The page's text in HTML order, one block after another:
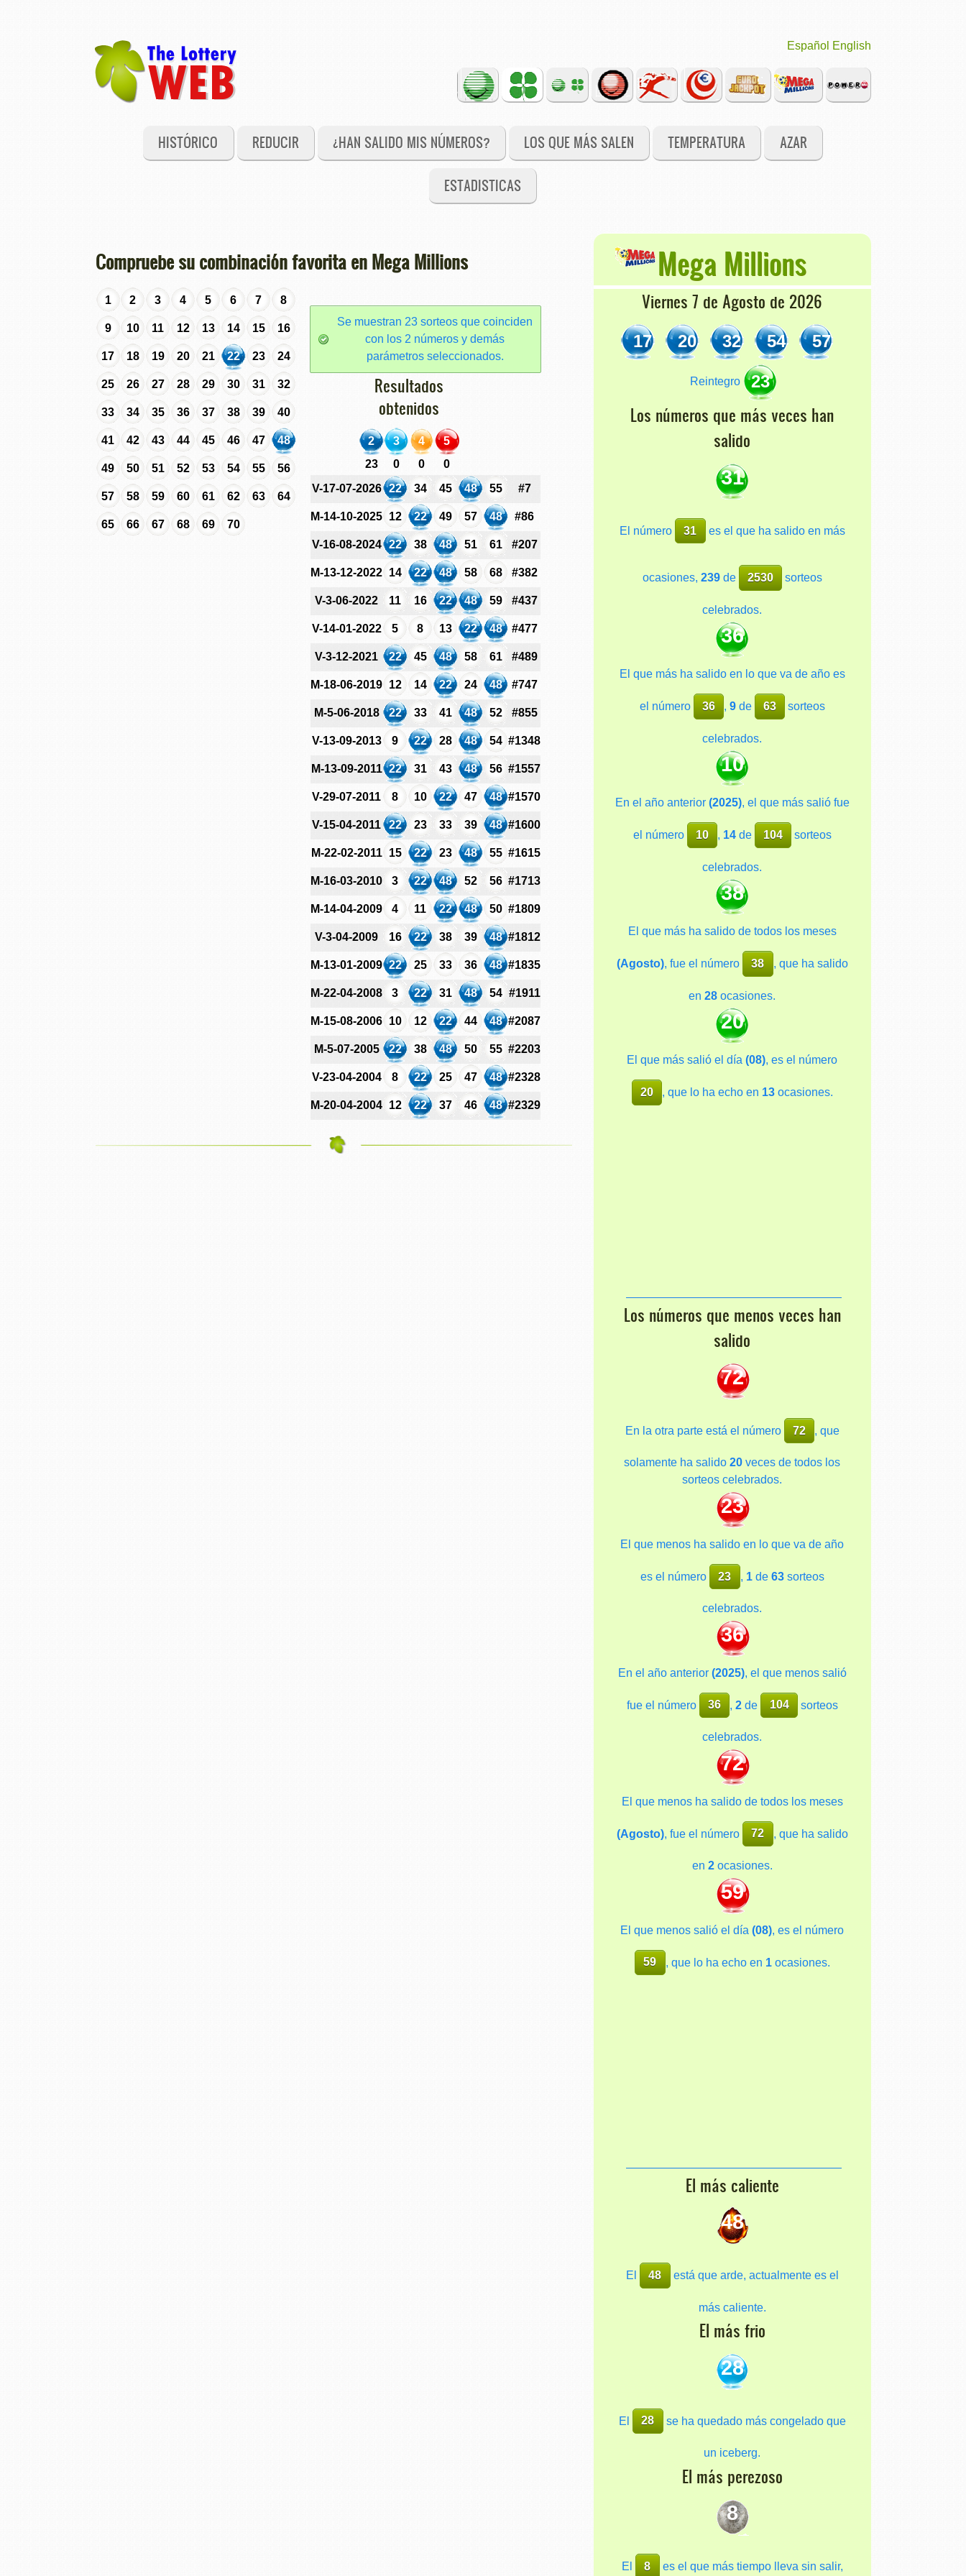
Español English
HISTÓRICO REDUCIR ¿HAN SALIDO MIS NÚMEROS? LOS QUE MÁS SALEN TEMPERATURA AZAR
ESTADISTICAS
Compruebe su combinación favorita en Mega Millions
1 2 3 4 5 6 7 8
9 10 11 12 13 14 15 16
17 18 19 20 21 22 23 24
25 26 27 28 29 30 31 32
33 34 35 36 37 38 39 40
41 42 43 44 45 46 47 48
49 50 51 52 53 54 55 56
57 58 59 60 61 62 63 64
65 66 67 68 69 70
Se muestran 23 sorteos que coinciden
con los 2 números y demás
parámetros seleccionados.
Resultados
obtenidos
2 3 4
5
23
0 0
0
V-17-07-2026 22 34 45 48 55 #7
M-14-10-2025 12 22 49 57 48 #86
V-16-08-2024 22 38 48 51 61 #207
M-13-12-2022 14 22 48 58 68 #382
V-3-06-2022 11 16 22 48 59 #437
V-14-01-2022 5 8 13 22 48 #477
V-3-12-2021 22 45 48 58 61 #489
M-18-06-2019 12 14 22 24 48 #747
M-5-06-2018 22 33 41 48 52 #855
V-13-09-2013 9 22 28 48 54 #1348
M-13-09-2011 22 31 43 48 56 #1557
V-29-07-2011 8 10 22 47 48 #1570
V-15-04-2011 22 23 33 39 48 #1600
M-22-02-2011 15 22 23 48 55 #1615
M-16-03-2010 3 22 48 52 56 #1713
M-14-04-2009 4 11 22 48 50 #1809
V-3-04-2009 16 22 38 39 48 #1812
M-13-01-2009 22 25 33 36 48 #1835
M-22-04-2008 3 22 31 48 54 #1911
M-15-08-2006 10 12 22 44 48 #2087
M-5-07-2005 22 38 48 50 55 #2203
V-23-04-2004 8 22 25 47 48 #2328
M-20-04-2004 12 22 37 46 48 #2329
Mega Millions
Viernes 7 de Agosto de 2026
17 20 32 54 57
Reintegro 23
Los números que más veces han
salido
31
El número 31 es el que ha salido en más
ocasiones, 239de 2530 sorteos
celebrados.
36
El que más ha salido en lo que va de año es
el número 36 , 9de 63 sorteos
celebrados.
10
En el año anterior (2025), el que más salió fue
el número 10 , 14de 104 sorteos
celebrados.
38
El que más ha salido de todos los meses
(Agosto), fue el número 38 , que ha salido
en28 ocasiones.
20
El que más salió el día(08), es el número
20 , que lo ha echo en 13 ocasiones.
Los números que menos veces han
salido
72
En la otra parte está el número 72 , que
solamente ha salido20 veces de todos los
sorteos celebrados.
23
El que menos ha salido en lo que va de año
es el número 23 , 1de 63sorteos
celebrados.
36
En el año anterior (2025), el que menos salió
fue el número 36 ,2 de 104 sorteos
celebrados.
72
El que menos ha salido de todos los meses
(Agosto), fue el número 72 , que ha salido
en 2ocasiones.
59
El que menos salió el día(08), es el número
59 , que lo ha echo en 1ocasiones.
El más caliente
48
El 48 está que arde, actualmente es el
más caliente.
El más frio
28
El 28 se ha quedado más congelado que
un iceberg.
El más perezoso
8
El 8 es el que más tiempo lleva sin salir,